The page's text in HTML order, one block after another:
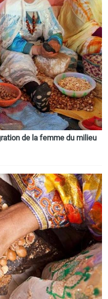
de la femme du milieu